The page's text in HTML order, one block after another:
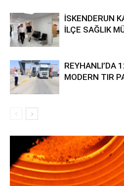
İSKENDERUN
İLÇE SAĞLIK
REYHANLI’DA
MODERN TIR